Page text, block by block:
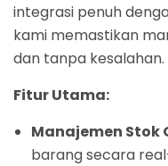
integrasi penuh
kami memastikan
dan tanpa kesalahan.
Fitur Utama:
Manajemen Stok
barang secara